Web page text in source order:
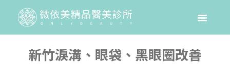
新竹淚溝、眼袋、黑眼圈改善